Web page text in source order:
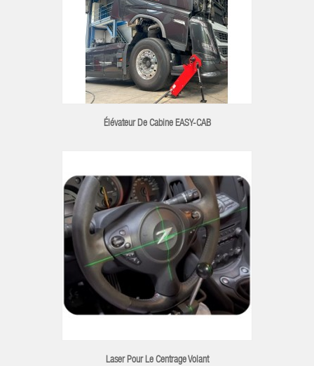
Élévateur De Cabine EASY-CAB
Laser Pour Le Centrage Volant